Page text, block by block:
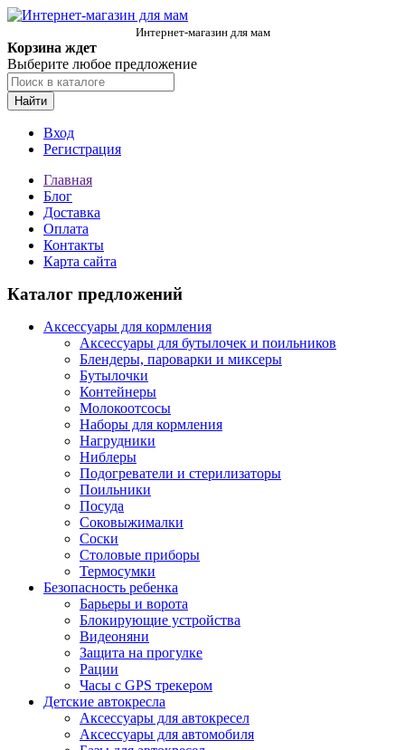
Интернет-магазин для мам
Корзина ждет
Выберите любое предложение
Найти
Вход
Регистрация
Главная
Блог
Доставка
Оплата
Контакты
Карта сайта
Каталог предложений
Аксессуары для кормления
Аксессуары для бутылочек и поильников
Блендеры, пароварки и миксеры
Бутылочки
Контейнеры
Молокоотсосы
Наборы для кормления
Нагрудники
Ниблеры
Подогреватели и стерилизаторы
Поильники
Посуда
Соковыжималки
Соски
Столовые приборы
Термосумки
Безопасность ребенка
Барьеры и ворота
Блокирующие устройства
Видеоняни
Защита на прогулке
Рации
Часы с GPS трекером
Детские автокресла
Аксессуары для автокресел
Аксессуары для автомобиля